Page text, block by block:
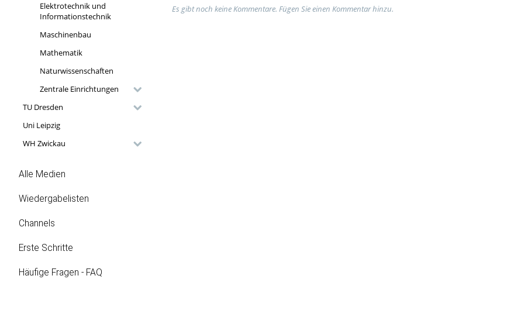
Elektrotechnik und
Informationstechnik
Maschinenbau
Mathematik
Naturwissenschaften
Zentrale Einrichtungen
TU Dresden
Uni Leipzig
WH Zwickau
Alle Medien
Wiedergabelisten
Channels
Erste Schritte
Häufige Fragen - FAQ
Es gibt noch keine Kommentare. Fügen Sie einen Kommentar hinzu.